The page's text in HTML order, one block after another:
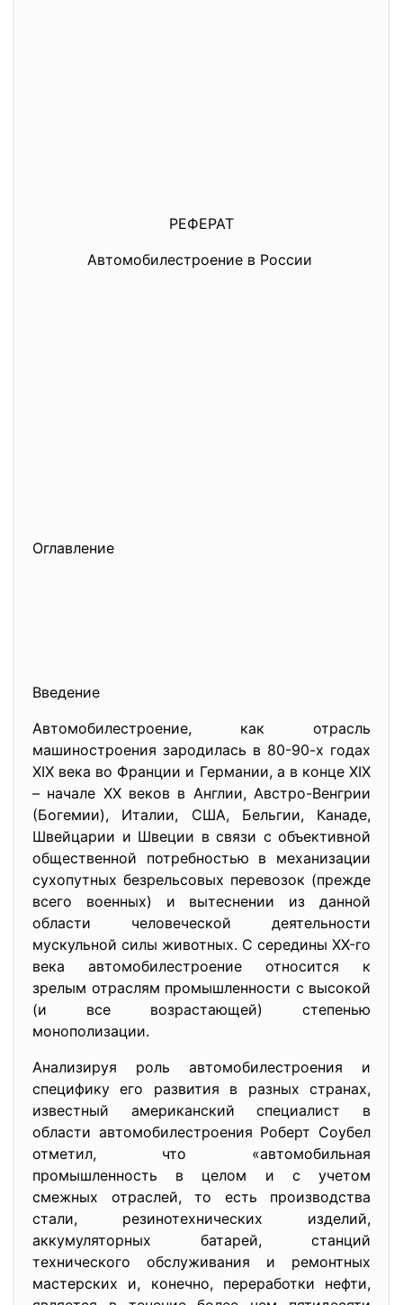
РЕФЕРАТ
Автомобилестроение в России
Оглавление
Введение
Автомобилестроение, как отрасль
машиностроения зародилась в 80-90-х годах
XIX века во Франции и Германии, а в конце XIX
– начале XX веков в Англии, Австро-Венгрии
(Богемии), Италии, США, Бельгии, Канаде,
Швейцарии и Швеции в связи с объективной
общественной потребностью в механизации
сухопутных безрельсовых перевозок (прежде
всего военных) и вытеснении из данной
области человеческой деятельности
мускульной силы животных. С середины XX-го
века автомобилестроение относится к
зрелым отраслям промышленности с высокой
(и все возрастающей) степенью
монополизации.
Анализируя роль автомобилестроения и
специфику его развития в разных странах,
известный американский специалист в
области автомобилестроения Роберт Соубел
отметил, что «автомобильная
промышленность в целом и с учетом
смежных отраслей, то есть производства
стали, резинотехнических изделий,
аккумуляторных батарей, станций
технического обслуживания и ремонтных
мастерских и, конечно, переработки нефти,